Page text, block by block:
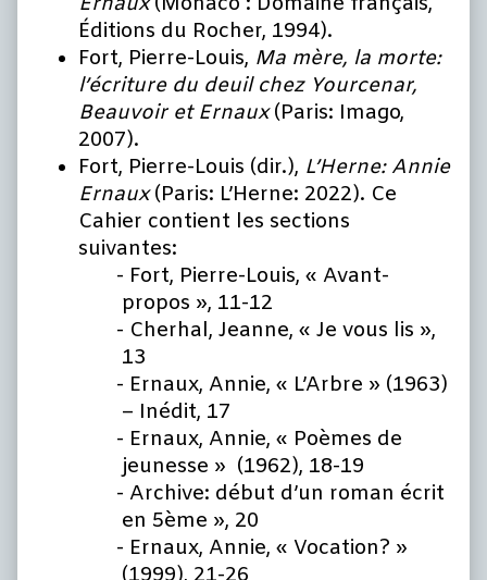
Éditions du Rocher, 1994).
Fort, Pierre-Louis, Ma mère, la morte:
l’écriture du deuil chez Yourcenar,
Beauvoir et Ernaux(Paris: Imago,
2007).
Fort, Pierre-Louis (dir.), L’Herne: Annie
Ernaux(Paris: L’Herne: 2022). Ce
Cahier contient les sections
suivantes:
Fort, Pierre-Louis, « Avant-
propos », 11-12
Cherhal, Jeanne, « Je vous lis »,
13
Ernaux, Annie, « L’Arbre » (1963)
– Inédit, 17
Ernaux, Annie, « Poèmes de
jeunesse » (1962), 18-19
Archive: début d’un roman écrit
en 5ème », 20
Ernaux, Annie, « Vocation? »